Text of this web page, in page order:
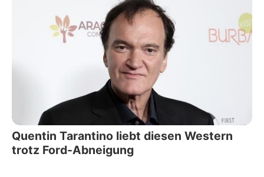
Quentin Tarantino liebt diesen Western
trotz Ford-Abneigung